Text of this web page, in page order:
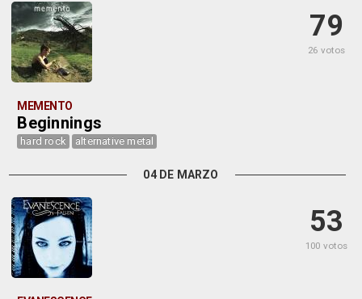
79
26 votos
MEMENTO
Beginnings
hard rock alternative metal
04 DE MARZO
53
100 votos